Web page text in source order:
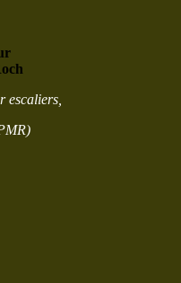
escaliers,